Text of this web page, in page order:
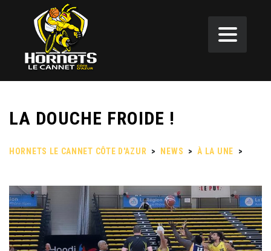
LA DOUCHE FROIDE !
HORNETS LE CANNET CÔTE D'AZUR > NEWS > À LA UNE >